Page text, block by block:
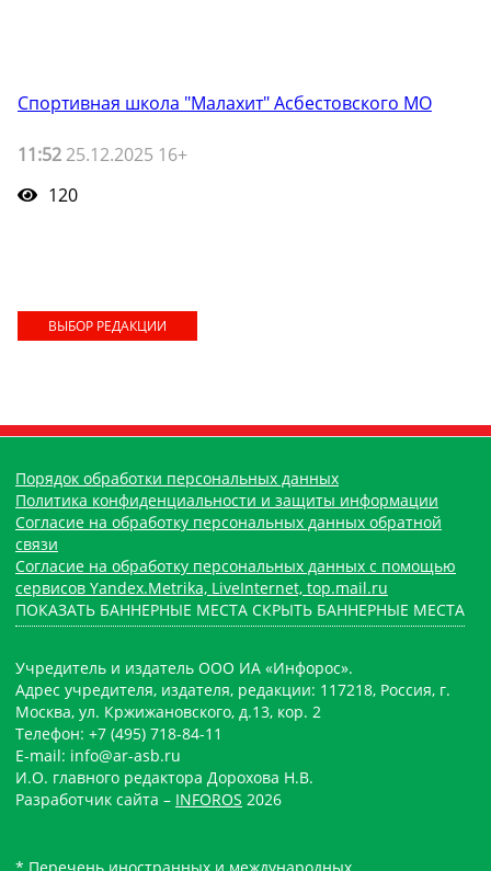
Спортивная школа "Малахит" Асбестовского МО
11:52 25.12.2025 16+
120
ВЫБОР РЕДАКЦИИ
Порядок обработки персональных данных
Политика конфиденциальности и защиты информации
Согласие на обработку персональных данных обратной
связи
Согласие на обработку персональных данных с помощью
сервисов Yandex.Metrika, LiveInternet, top.mail.ru
ПОКАЗАТЬ БАННЕРНЫЕ МЕСТА СКРЫТЬ БАННЕРНЫЕ МЕСТА
Учредитель и издатель ООО ИА «Инфорос».
Адрес учредителя, издателя, редакции: 117218, Россия, г.
Москва, ул. Кржижановского, д.13, кор. 2
Телефон: +7 (495) 718-84-11
E-mail: info@ar-asb.ru
И.О. главного редактора Дорохова Н.В.
Разработчик сайта – INFOROS 2026